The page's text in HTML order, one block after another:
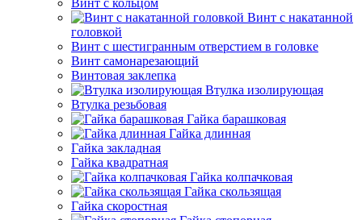
Винт с кольцом
Винт с накатанной
головкой
Винт с шестигранным отверстием в головке
Винт самонарезающий
Винтовая заклепка
Втулка изолирующая
Втулка резьбовая
Гайка барашковая
Гайка длинная
Гайка закладная
Гайка квадратная
Гайка колпачковая
Гайка скользящая
Гайка скоростная